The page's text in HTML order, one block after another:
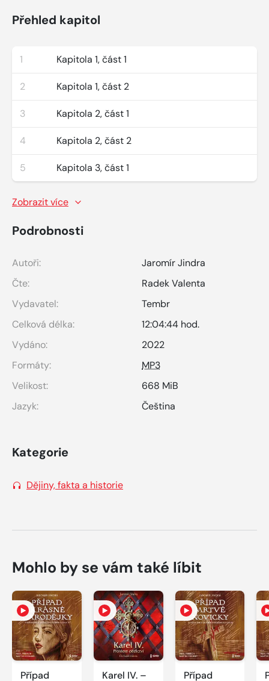
Přehled kapitol
1 Kapitola 1, část 1
2 Kapitola 1, část 2
3 Kapitola 2, část 1
4 Kapitola 2, část 2
5 Kapitola 3, část 1
Zobrazit více
Podrobnosti
Autoři:
Jaromír Jindra
Čte:
Radek Valenta
Vydavatel:
Tembr
Celková délka:
12:04:44 hod.
Vydáno:
2022
Formáty:
MP3
Velikost:
668 MiB
Jazyk:
Čeština
Kategorie
Dějiny, fakta a historie
Mohlo by se vám také líbit
Případ
Karel IV. –
Případ